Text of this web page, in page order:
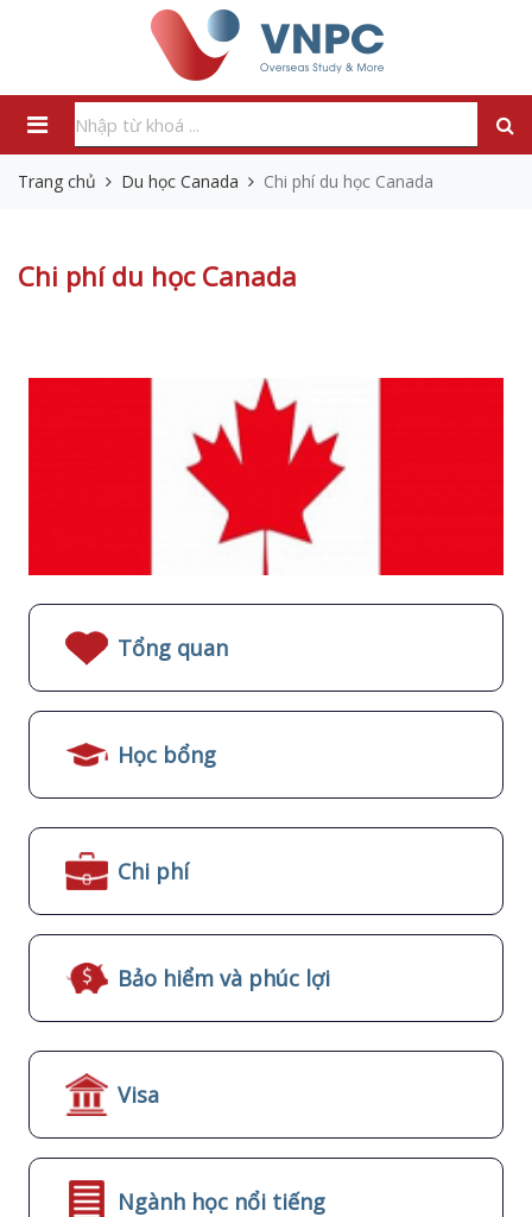
Trang chủ Du học Canada Chi phí du học Canada
Chi phí du học Canada
Tổng quan
Học bổng
Chi phí
Bảo hiểm và phúc lợi
Visa
Ngành học nổi tiếng